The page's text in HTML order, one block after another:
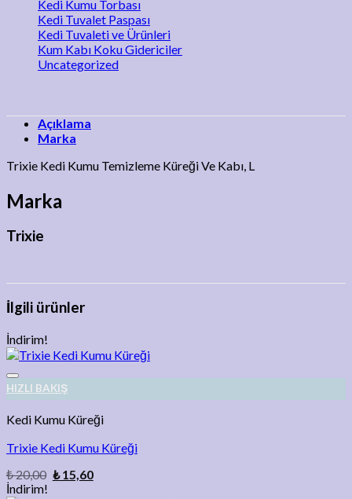
Kedi Kumu Torbası
Kedi Tuvalet Paspası
Kedi Tuvaleti ve Ürünleri
Kum Kabı Koku Gidericiler
Uncategorized
Açıklama
Marka
Trixie Kedi Kumu Temizleme Küreği Ve Kabı, L
Marka
Trixie
İlgili ürünler
İndirim!
HIZLI BAKIŞ
Kedi Kumu Küreği
Trixie Kedi Kumu Küreği
₺20,00 ₺15,60
İndirim!